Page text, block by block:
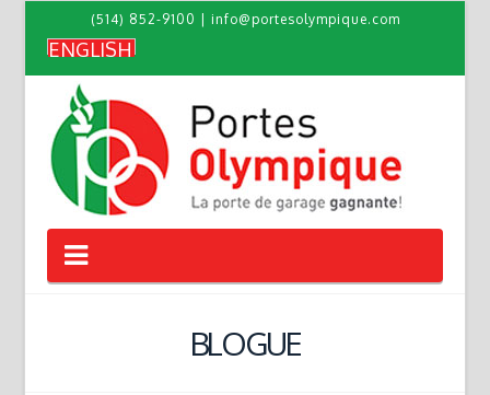
(514) 852-9100 info@portesolympique.com
ENGLISH
Navigation
BLOGUE